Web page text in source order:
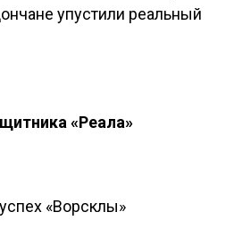
упустили реальный
«Реала»